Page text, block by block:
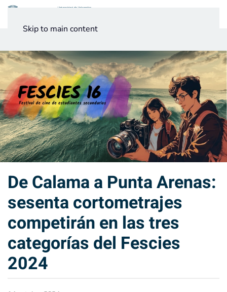
Skip to main content
De Calama a Punta Arenas:
sesenta cortometrajes
competirán en las tres
categorías del Fescies
2024